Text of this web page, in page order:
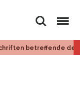
Zoeken Menu
betreffende de